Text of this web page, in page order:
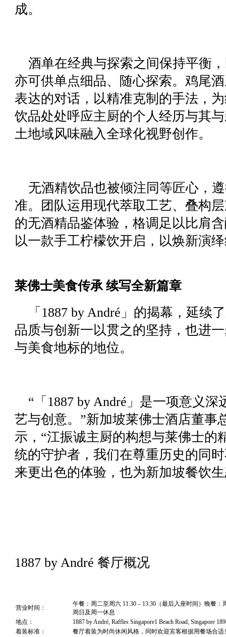
成。
酒单在经典与探索之间保持平衡
亦可供单点细品、随心探索。鸡尾
表达的对话，以精准克制的手法，
饮品处处呼应主厨的个人经历与其
土地域风味融入全球化视野创作。
无酒精饮品也被倾注同等匠心，
准。团队运用现代萃取工艺、叠构
的无酒精品鉴体验，格调足以比肩
以一款手工柠檬饮开启，以焕新演
莱佛士美食传承 续写全新篇章
「1887 by André」的揭幕，延续
品质与创新一以贯之的坚持，也进
与美食地标的地位。
“「1887 by André」是一项意义
艺与创意。”新加坡莱佛士酒店董事
示，“江振诚主厨的构想与莱佛士的
统的守护者，我们在尊重历史的同
来更出色的体验，也为新加坡餐饮
1887 by André 餐厅概况
营业时间：
午餐：周二至周六 11:30 – 13:30（最后入座时间）晚餐：
周日及周一休息
地点：
1887 by André, Raffles Singapore1 Beach Road, Singapore
着装标准：
餐厅着装为时尚休闲风格，同时欢迎宾客根据用餐场合